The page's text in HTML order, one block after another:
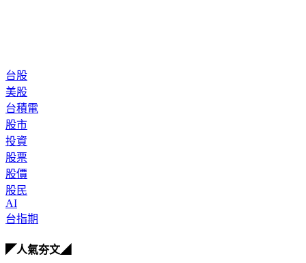
台股
美股
台積電
股市
投資
股票
股價
股民
AI
台指期
◤人氣夯文◢